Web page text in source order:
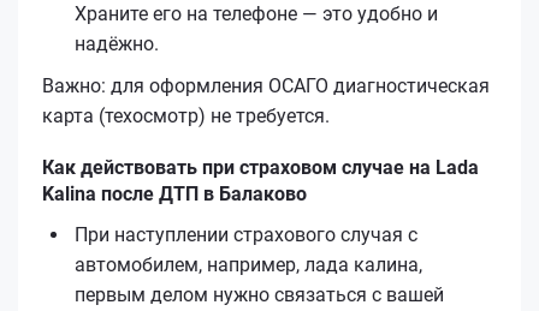
Храните его на телефоне — это удобно и
надёжно.
Важно: для оформления ОСАГО диагностическая
карта (техосмотр) не требуется.
Как действовать при страховом случае на Lada
Kalina после ДТП в Балаково
При наступлении страхового случая с
автомобилем, например, лада калина,
первым делом нужно связаться с вашей